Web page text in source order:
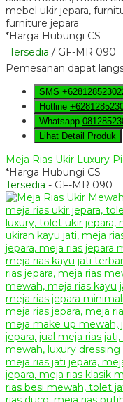
*Harga Hubungi CS
Tersedia / GF-MR 090
Pemesanan dapat
SMS
Hotline
Whatsapp
Lihat Detail Produk
Meja Rias Ukir Luxury
*Harga Hubungi CS
Tersedia - GF-MR 090